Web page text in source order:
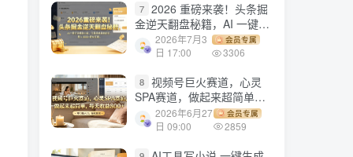
7 2026 重磅来袭！头条掘
金逆天翻盘秘籍，AI 一键打
造爆款内容，只需简单复制
粘贴，日入 1000 + 轻松实
2026年7月3
日 17:00
会员专属
3306
8 视频号巨火赛道，心灵
SPA赛道，做起来超简单，
每天收益800+！
2026年6月27
日 09:00
会员专属
2859